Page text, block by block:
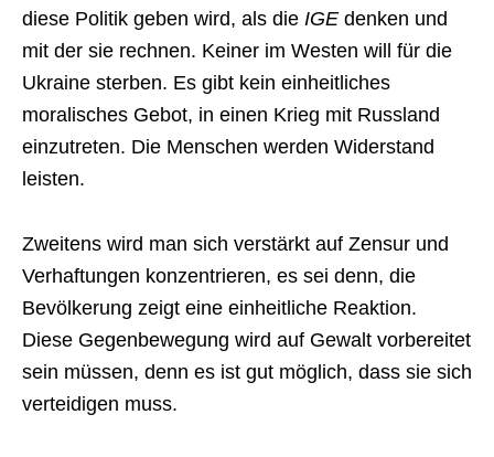
diese Politik geben wird, als die IGE denken und
mit der sie rechnen. Keiner im Westen will für die
Ukraine sterben. Es gibt kein einheitliches
moralisches Gebot, in einen Krieg mit Russland
einzutreten. Die Menschen werden Widerstand
leisten.
Zweitens wird man sich verstärkt auf Zensur und
Verhaftungen konzentrieren, es sei denn, die
Bevölkerung zeigt eine einheitliche Reaktion.
Diese Gegenbewegung wird auf Gewalt vorbereitet
sein müssen, denn es ist gut möglich, dass sie sich
verteidigen muss.